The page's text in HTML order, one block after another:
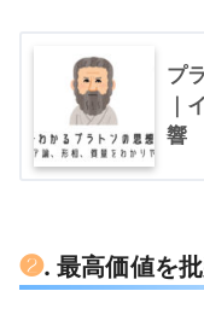
プ
｜
響
❷. 最高価値を